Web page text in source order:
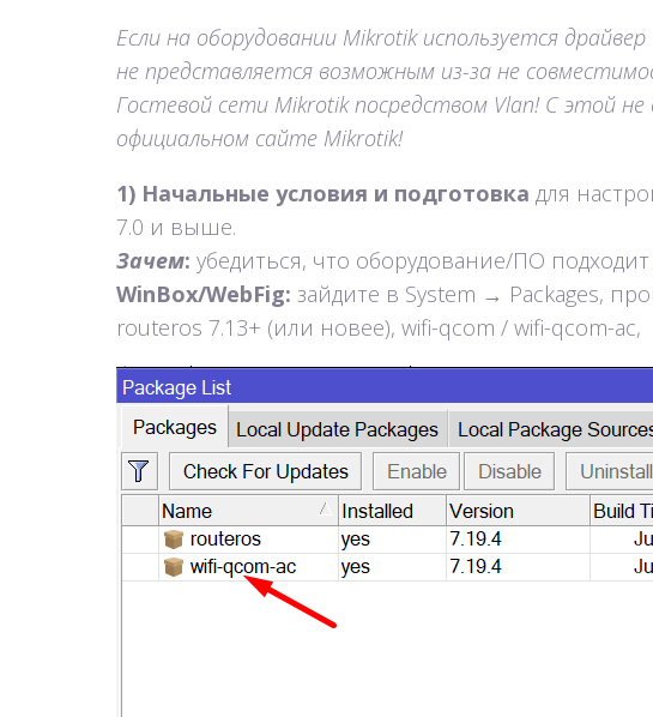
Если на оборудовании Mikrotik используется
не представляется возможным из-за не
Гостевой сети Mikrotik посредством Vlan! С этой
официальном сайте Mikrotik!
1) Начальные условия и подготовка для
7.0 и выше.
Зачем: убедиться, что оборудование/ПО
WinBox/WebFig: зайдите в System → Packages,
routeros 7.13+ (или новее), wifi-qcom / wifi-qcom-ac,